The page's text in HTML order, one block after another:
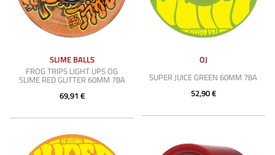
SLIME BALLS
FROG TRIPS LIGHT UPS OG
SLIME RED GLITTER 60MM 78A
69,91 €
OJ
SUPER JUICE GREEN 60MM 78A
52,90 €